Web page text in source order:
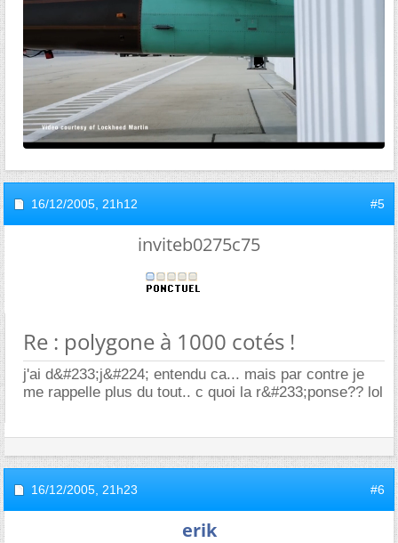
16/12/2005, 21h12 #5
inviteb0275c75
Re : polygone à 1000 cotés !
j'ai d&#233;j&#224; entendu ca... mais par contre je
me rappelle plus du tout.. c quoi la r&#233;ponse?? lol
16/12/2005, 21h23 #6
erik